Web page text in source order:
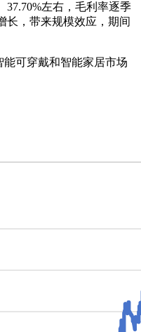
37.70%左右，毛利率逐季
长，带来规模效应，期间
可穿戴和智能家居市场